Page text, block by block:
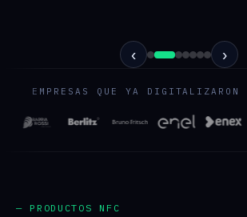
‹ ›
EMPRESAS QUE YA DIGITALIZARON
— PRODUCTOS NFC